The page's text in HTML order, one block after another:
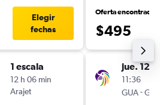
Elegir
fechas
1 escala
12 h 06 min
Arajet
Oferta encontrada
$495
jue. 12/
11:36
GUA-GRU